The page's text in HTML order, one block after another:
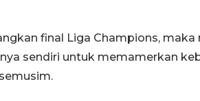
final Liga Champions,
sendiri untuk memamerkan